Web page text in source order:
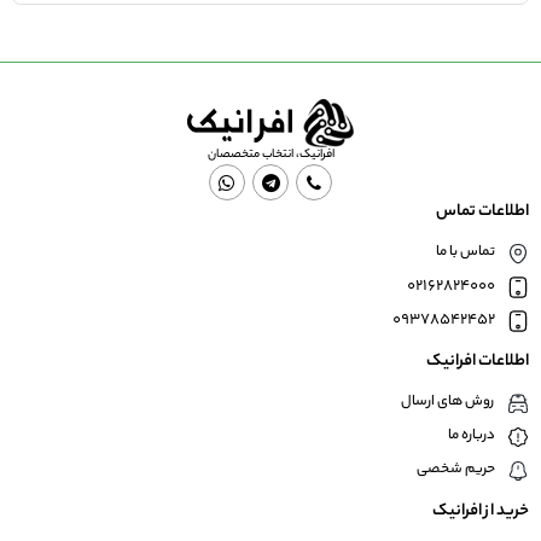
افرانیک، انتخاب متخصصان
اطلاعات تماس
تماس با ما
02162824000
09378542452
اطلاعات افرانیک
روش های ارسال
درباره ما
حریم شخصی
خرید از افرانیک